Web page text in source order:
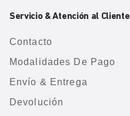
Servicio & Atención al Cliente
Contacto
Modalidades De Pago
Envío & Entrega
Devolución